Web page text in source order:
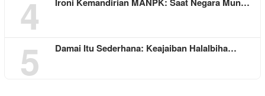
4
5 Damai Itu Sederhana: Keajaiban Halalbiha…